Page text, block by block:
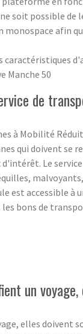
soit possible de
afin
Manche 50
de
à Mobilité
qui doivent se
Le
est accessible à
les bons de
un
elles doivent